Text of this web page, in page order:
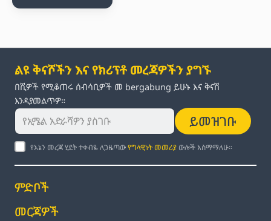
ልዩ ቅናሾችን እና የክሪፕቶ መረጃዎችን ያግኙ
በሺዎች የሚቆጠሩ ሰብሳቢዎች መ bergabung ይሁኑ እና ቅናሽ
እንዳያመልጥዎ።
ይመዝገቡ
የእኔን መረጃ ሂደት ተቀብዬ ለጋዜጣውየግላዊነት መመሪያ ውሎች እስማማለሁ።
ምድቦች
መርጃዎች